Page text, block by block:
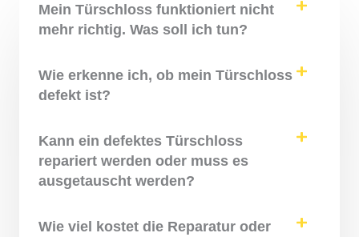
Mein Türschloss funktioniert nicht
mehr richtig. Was soll ich tun?
Wie erkenne ich, ob mein Türschloss
defekt ist?
Kann ein defektes Türschloss
repariert werden oder muss es
ausgetauscht werden?
Wie viel kostet die Reparatur oder